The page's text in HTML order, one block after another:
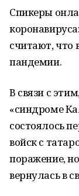
Спикеры
считают, что
пандемии.
В связи с
«синдроме
состоялось
войск с
поражение,
вернулась в